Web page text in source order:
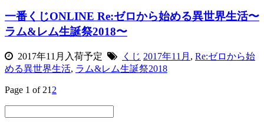
一番くじONLINE Re:ゼロから始める異世界生活〜
ラム&レム生誕祭2018〜
2017年11月入荷予定 くじ 2017年11月 , Re:ゼロから始
める異世界生活, ラム&レム生誕祭2018
Page 1 of 21 2